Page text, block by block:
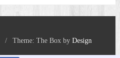
/ Theme: The Box byDesign